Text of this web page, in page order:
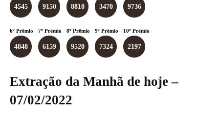
4545 9150 8810 3470 9736
6º Prêmio
4848
7º Prêmio
6159
8º Prêmio
9520
9º Prêmio
7324
10º Prêmio
2197
Extração da Manhã de hoje –
07/02/2022